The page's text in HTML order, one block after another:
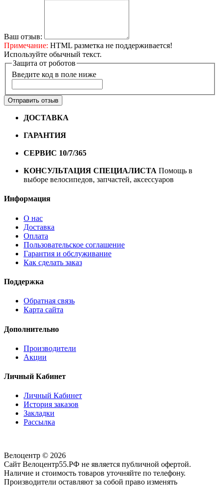
Ваш отзыв:
Примечание: HTML разметка не поддерживается!
Используйте обычный текст.
Защита от роботов
Введите код в поле ниже
Отправить отзыв
ДОСТАВКА
ГАРАНТИЯ
СЕРВИС 10/7/365
КОНСУЛЬТАЦИЯ СПЕЦИАЛИСТА Помощь в
выборе велосипедов, запчастей, аксессуаров
Информация
О нас
Доставка
Оплата
Пользовательское соглашение
Гарантия и обслуживание
Как сделать заказ
Поддержка
Обратная связь
Карта сайта
Дополнительно
Производители
Акции
Личный Кабинет
Личный Кабинет
История заказов
Закладки
Рассылка
Велоцентр © 2026
Сайт Велоцентр55.РФ не является публичной офертой.
Наличие и стоимость товаров уточняйте по телефону.
Производители оставляют за собой право изменять